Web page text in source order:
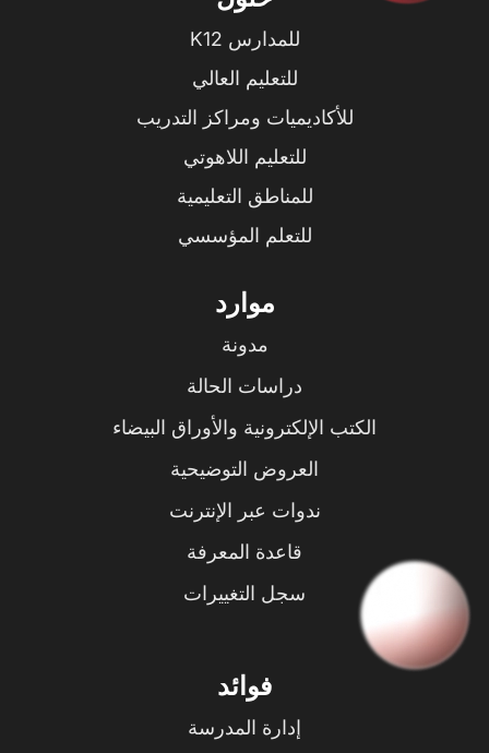
للمدارس K12
للتعليم العالي
للأكاديميات ومراكز التدريب
للتعليم اللاهوتي
للمناطق التعليمية
للتعلم المؤسسي
موارد
مدونة
دراسات الحالة
الكتب الإلكترونية والأوراق البيضاء
العروض التوضيحية
ندوات عبر الإنترنت
قاعدة المعرفة
سجل التغييرات
فوائد
إدارة المدرسة